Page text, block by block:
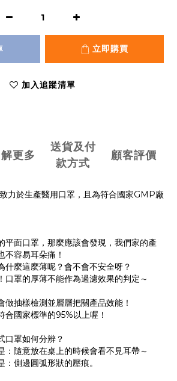
立即購買
加入追蹤清單
更多
送貨及付
款方式
顧客評價
力於生產醫用口罩，且為符合國家GMP廠
平面口罩，那麼應該會發現，我們家的產
不容易耳朵痛！
什麼這麼薄呢？會不會不安全呀？
口罩的厚薄不能作為過濾效果的判定～
做抽樣檢測並層層把關產品效能！
合國家標準的95%以上喔！
口罩如何分辨？
：隨意放在桌上的時候會看不見耳帶～
：側邊圓弧形狀的壓痕。